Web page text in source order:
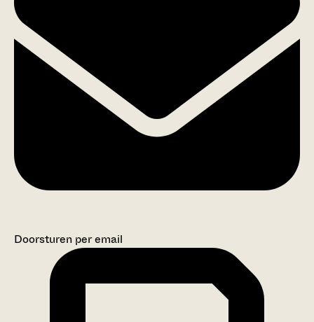
Doorsturen per email